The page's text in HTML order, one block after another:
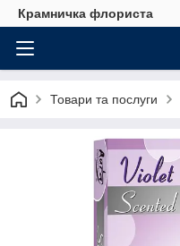
Крамничка флориста
Товари та послуги